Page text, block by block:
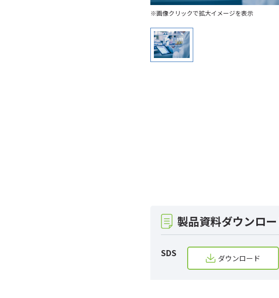
※画像クリックで拡大イメージを表示
製品資料ダウンロ
SDS ダウンロード